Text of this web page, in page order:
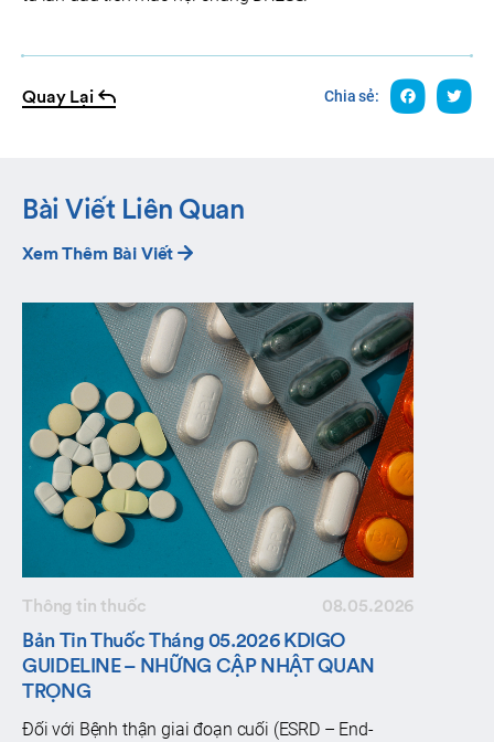
Quay Lại Chia sẻ:
Bài Viết Liên Quan
Xem Thêm Bài Viết
Thông tin thuốc 08.05.2026
Bản Tin Thuốc Tháng 05.2026 KDIGO
GUIDELINE – NHỮNG CẬP NHẬT QUAN
TRỌNG
Đối với Bệnh thận giai đoạn cuối (ESRD – End-